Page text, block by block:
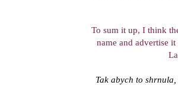
To sum it up, I think
name and advertise
Tak abych to